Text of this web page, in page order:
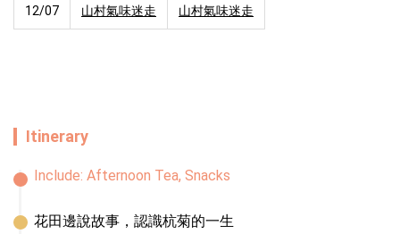
12/07 山村氣味迷走 山村氣味迷走
Itinerary
Include: Afternoon Tea, Snacks
花田邊說故事，認識杭菊的一生